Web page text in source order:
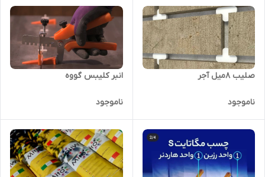
صلیب 8میل آجر
ناموجود
انبر کلیبس گووه
ناموجود